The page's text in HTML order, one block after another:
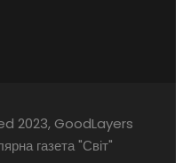
2023, GoodLayers
газета "Світ"